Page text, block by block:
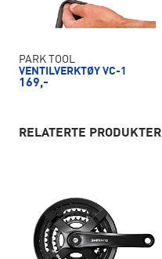
PARK TOOL
VENTILVERKTØY VC-1
169,-
RELATERTE PRODUKTER